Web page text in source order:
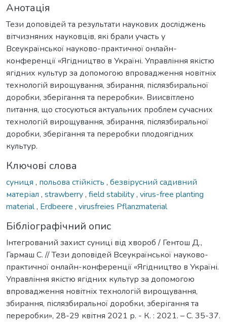
Анотація
Тези доповідей та результати наукових досліджень
вітчизняних науковців, які брали участь у
Всеукраїнської науково-практичної онлайн-
конференції «Ягідництво в Україні. Управління якістю
ягідних культур за допомогою впровадження новітніх
технологій вирощування, збирання, післязбиральної
доробки, зберігання та переробки». Виисвітлено
питання, що стосуються актуальних проблем сучасних
технологій вирощування, збирання, післязбиральної
доробки, зберігання та переробки плодоягідних
культур.
Ключові слова
суниця , польова стійкість , безвірусний садивний
матеріал , strawberry, field stability, virus-free planting
material, Erdbeere , virusfreies Pflanzmaterial
Бібліографічний опис
Інтегрований захист суниці від хвороб / Гентош Д.,
Гармаш С. // Тези доповідей Всеукраїнської науково-
практичної онлайн-конференції «Ягідництво в Україні.
Управління якістю ягідних культур за допомогою
впровадження новітніх технологій вирощування,
збирання, післязбиральної доробки, зберігання та
переробки», 28-29 квітня 2021 р. - К. : 2021. – С. 35-37.